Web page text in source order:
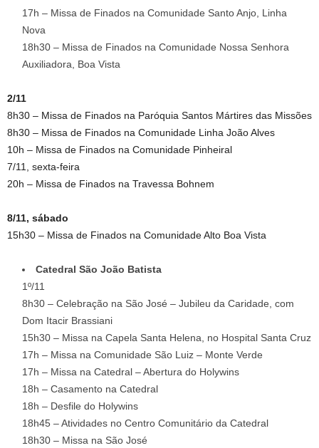
17h – Missa de Finados na Comunidade Santo Anjo, Linha
Nova
18h30 – Missa de Finados na Comunidade Nossa Senhora
Auxiliadora, Boa Vista
2/11
8h30 – Missa de Finados na Paróquia Santos Mártires das Missões
8h30 – Missa de Finados na Comunidade Linha João Alves
10h – Missa de Finados na Comunidade Pinheiral
7/11, sexta-feira
20h – Missa de Finados na Travessa Bohnem
8/11, sábado
15h30 – Missa de Finados na Comunidade Alto Boa Vista
Catedral São João Batista
1º/11
8h30 – Celebração na São José – Jubileu da Caridade, com
Dom Itacir Brassiani
15h30 – Missa na Capela Santa Helena, no Hospital Santa Cruz
17h – Missa na Comunidade São Luiz – Monte Verde
17h – Missa na Catedral – Abertura do Holywins
18h – Casamento na Catedral
18h – Desfile do Holywins
18h45 – Atividades no Centro Comunitário da Catedral
18h30 – Missa na São José